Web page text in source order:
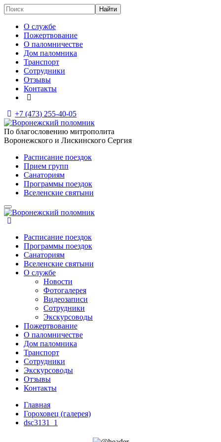
О службе
Пожертвование
О паломничестве
Дом паломника
Транспорт
Сотрудники
Отзывы
Контакты
+7 (473) 255-40-05
По благословению митрополита
Воронежского и Лискинского Сергия
Расписание поездок
Прием групп
Санаториям
Программы поездок
Вселенские святыни
Расписание поездок
Программы поездок
Санаториям
Вселенские святыни
О службе
Новости
Фотогалерея
Видеозаписи
Сотрудники
Экскурсоводы
Пожертвование
О паломничестве
Дом паломника
Транспорт
Сотрудники
Экскурсоводы
Отзывы
Контакты
Главная
Гороховец (галерея)
dsc3131_1